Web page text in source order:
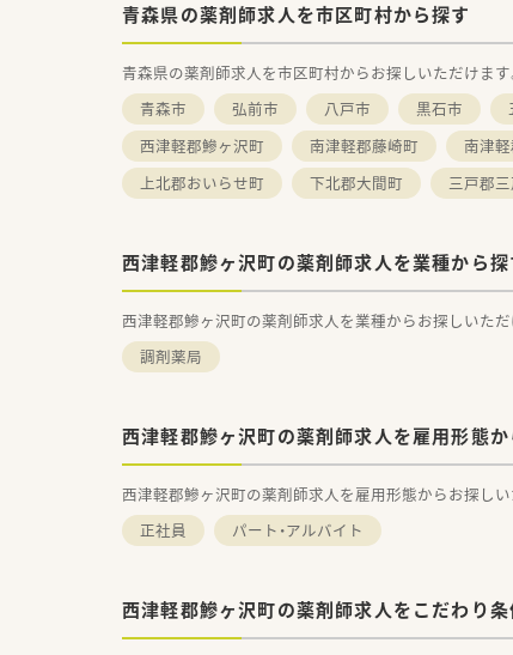
青森県の薬剤師求人を市区町村から探す
青森県の薬剤師求人を市区町村からお探しいただけます
青森市
弘前市 八戸市 黒石市
西津軽郡鰺ヶ沢町
南津軽郡藤崎町 南津
上北郡おいらせ町
下北郡大間町 三戸郡
西津軽郡鰺ヶ沢町の薬剤師求人を業種から探
西津軽郡鰺ヶ沢町の薬剤師求人を業種からお探しいただ
調剤薬局
西津軽郡鰺ヶ沢町の薬剤師求人を雇用形態か
西津軽郡鰺ヶ沢町の薬剤師求人を雇用形態からお探しい
正社員
パート・アルバイト
西津軽郡鰺ヶ沢町の薬剤師求人をこだわり